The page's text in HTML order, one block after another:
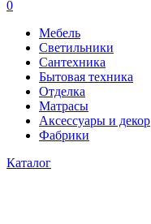
0
Мебель
Светильники
Сантехника
Бытовая техника
Отделка
Матрасы
Аксессуары и декор
Фабрики
Каталог